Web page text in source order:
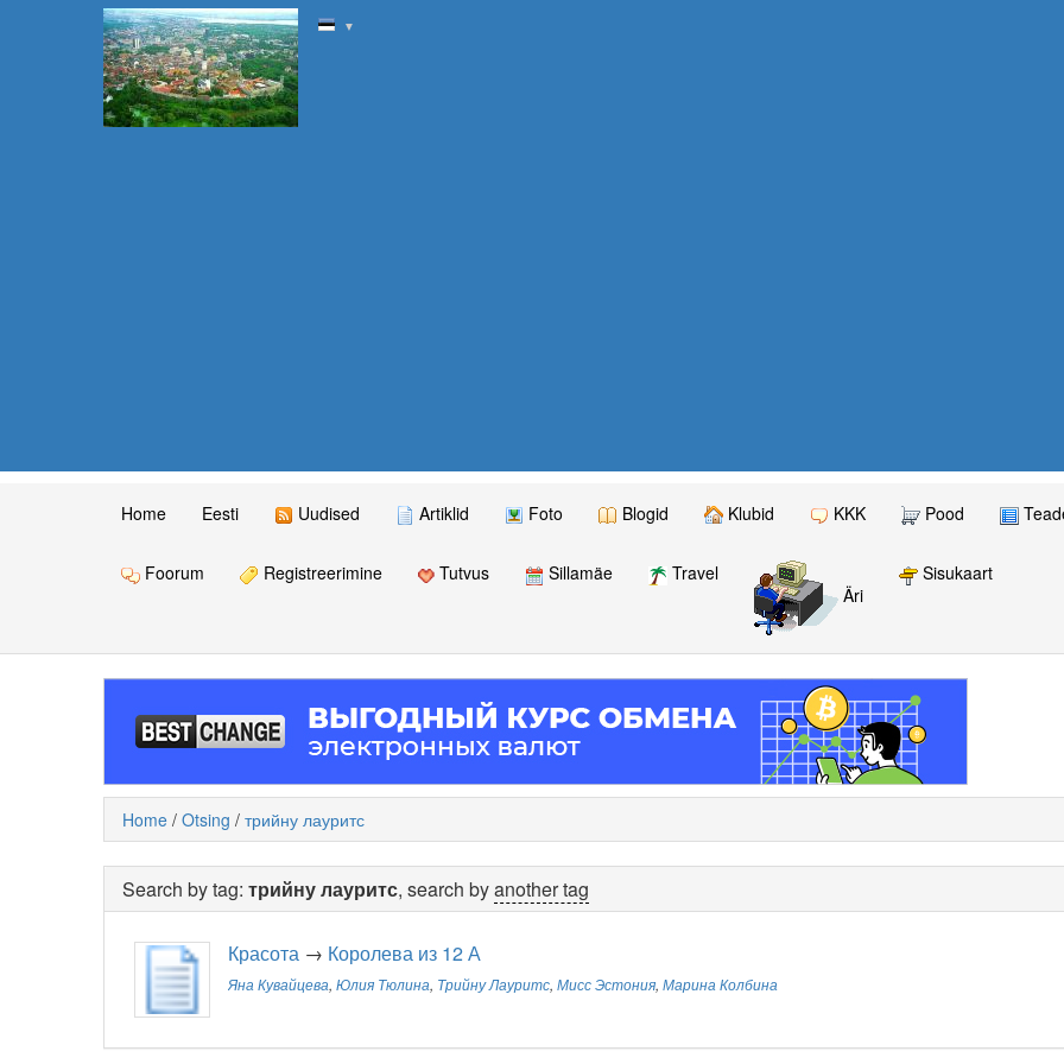
▼
Home Eesti Uudised Artiklid Foto Blogid Klubid KKK Pood
Foorum Registreerimine Tutvus Sillamäe
Travel
Äri
Sisukaart
Home / Otsing / трийну лауритс
Search by tag: трийну лауритс, search byanother tag
Красота → Королева из 12 А
Яна Кувайцева, Юлия Тюлина, Трийну Лауритс, Мисс Эстония, Марина Колбина